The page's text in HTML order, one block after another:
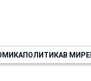
ПОЛИТИКАВ МИРЕ